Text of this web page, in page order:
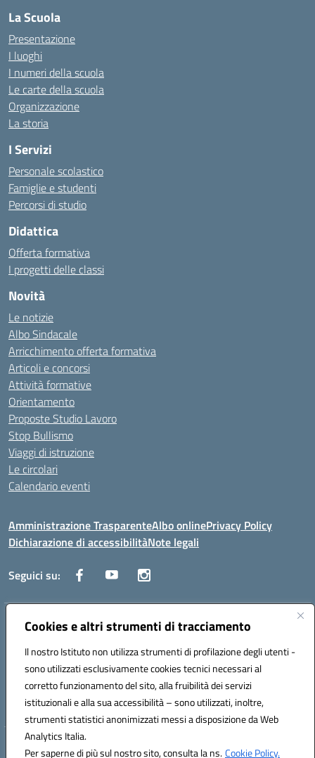
Cookies e altri strumenti di tracciamento
Il nostro Istituto non utilizza strumenti di profilazione degli utenti -
sono utilizzati esclusivamente cookies tecnici necessari al
corretto funzionamento del sito, alla fruibilità dei servizi
istituzionali e alla sua accessibilità – sono utilizzati, inoltre,
strumenti statistici anonimizzati messi a disposizione da Web
Analytics Italia.
Per saperne di più sul nostro sito, consulta la ns.Cookie Policy.
La Scuola
Presentazione
I luoghi
I numeri della scuola
Le carte della scuola
Organizzazione
La storia
I Servizi
Personale scolastico
Famiglie e studenti
Percorsi di studio
Didattica
Offerta formativa
I progetti delle classi
Novità
Le notizie
Albo Sindacale
Arricchimento offerta formativa
Articoli e concorsi
Attività formative
Orientamento
Proposte Studio Lavoro
Stop Bullismo
Viaggi di istruzione
Le circolari
Calendario eventi
Amministrazione TrasparenteAlbo onlinePrivacy Policy
Dichiarazione di accessibilitàNote legali
Seguici su:
Indirizzo:Corso Fornari, 1 - 70056 Molfetta
Posta elettronica certificata (PEC):BARH04000D@pec.istruzione.it
Codice fiscale: 93249230728
Codice meccanografico: BARH04000D
Hosting & Powered by 3D Solution S.r.l.